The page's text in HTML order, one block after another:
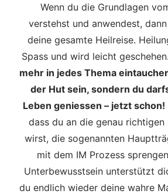
Wenn du die Grundlagen
verstehst und anwendest,
deine gesamte Heilreise.
Spass und wird leicht geschehen.
mehr in jedes Thema
der Hut sein, sondern du
Leben geniessen – jetzt schon!
dass du an die genau
wirst, die sogenannten
mit dem IM Prozess
Unterbewusstsein unterstützt
du endlich wieder deine wahre